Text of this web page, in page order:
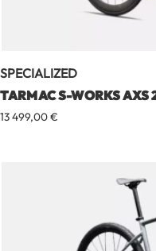
SPECIALIZED
TARMAC S-WORKS AXS
13 499,00€